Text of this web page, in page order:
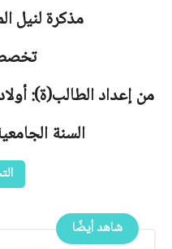
مذكرة لنيل
من إعداد الطالب(ة):
السنة الجامعية: 2020 /
شاهد أيضًا